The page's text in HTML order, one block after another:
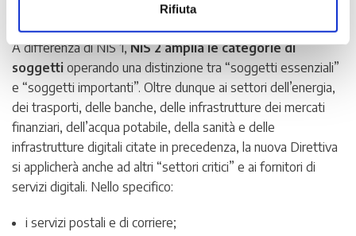
Rifiuta
dall’applicazione della disciplina.
A differenza di NIS 1,NIS 2 amplia le categorie di
soggetti operando una distinzione tra “soggetti essenziali”
e “soggetti importanti”. Oltre dunque ai settori dell’energia,
dei trasporti, delle banche, delle infrastrutture dei mercati
finanziari, dell’acqua potabile, della sanità e delle
infrastrutture digitali citate in precedenza, la nuova Direttiva
si applicherà anche ad altri “settori critici” e ai fornitori di
servizi digitali. Nello specifico:
i servizi postali e di corriere;